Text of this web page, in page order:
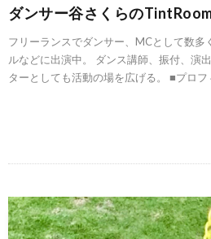
ダンサー谷さくらの
フリーランスでダンサー、MCとして数多
ルなどに出演中。 ダンス講師、振付、演
ターとしても活動の場を広げる。 ■プロ